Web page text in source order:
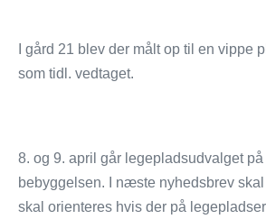
I gård 21 blev der målt op til en vippe
som tidl. vedtaget.
8. og 9. april går legepladsudvalget
bebyggelsen. I næste nyhedsbrev
skal orienteres hvis der på